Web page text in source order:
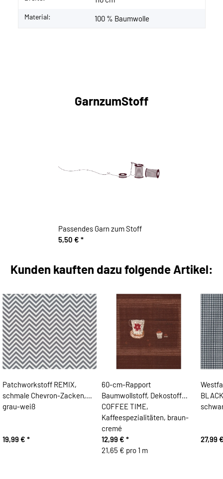
Material: 100 % Baumwolle
GarnzumStoff
Passendes Garn zum Stoff
5,50 € *
Kunden kauften dazu folgende Artikel:
Patchworkstoff REMIX,
schmale Chevron-Zacken,
grau-weiß
19,99 € *
60-cm-Rapport
Baumwollstoff, Dekostoff
COFFEE TIME,
Kaffeespezialitäten, braun-
cremé
12,99 € *
21,65 € pro 1 m
27,99